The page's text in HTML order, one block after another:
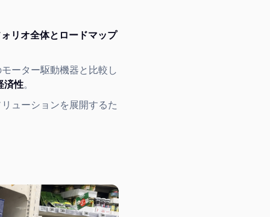
リオ全体とロードマップ
ーター駆動機器と比較し
済性。
ューションを展開するた